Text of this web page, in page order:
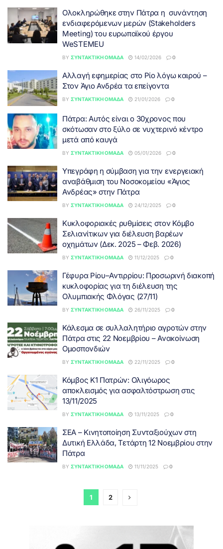
Ολοκληρώθηκε στην Πάτρα η συνάντηση
ενδιαφερόμενων μερών (Stakeholders
Meeting) του ευρωπαϊκού έργου
WeSTEMEU
BY ΣΥΝΤΑΚΤΙΚΉ ΟΜΆΔΑ 14/02/2026 0
Αλλαγή εφημερίας στο Ρίο λόγω καιρού –
Στον Άγιο Ανδρέα τα επείγοντα
BY ΣΥΝΤΑΚΤΙΚΉ ΟΜΆΔΑ 21/01/2026 0
Πάτρα: Αυτός είναι ο 30χρονος που
σκότωσαν στο ξύλο σε νυχτερινό κέντρο
μετά από καυγά
BY ΣΥΝΤΑΚΤΙΚΉ ΟΜΆΔΑ 05/01/2026 0
Υπεγράφη η σύμβαση για την ενεργειακή
αναβάθμιση του Νοσοκομείου «Άγιος
Ανδρέας» στην Πάτρα
BY ΣΥΝΤΑΚΤΙΚΉ ΟΜΆΔΑ 24/12/2025 0
Κυκλοφοριακές ρυθμίσεις στον Κόμβο
Σελιανίτικων για διέλευση βαρέων
οχημάτων (Δεκ. 2025 – Φεβ. 2026)
BY ΣΥΝΤΑΚΤΙΚΉ ΟΜΆΔΑ 11/12/2025 0
Γέφυρα Ρίου–Αντιρρίου: Προσωρινή διακοπή
κυκλοφορίας για τη διέλευση της
Ολυμπιακής Φλόγας (27/11)
BY ΣΥΝΤΑΚΤΙΚΉ ΟΜΆΔΑ 26/11/2025 0
Κάλεσμα σε συλλαλητήριο αγροτών στην
Πάτρα στις 22 Νοεμβρίου – Ανακοίνωση
Ομοσπονδιών
BY ΣΥΝΤΑΚΤΙΚΉ ΟΜΆΔΑ 22/11/2025 0
Κόμβος Κ1 Πατρών: Ολιγόωρος
αποκλεισμός για ασφαλτόστρωση στις
13/11/2025
BY ΣΥΝΤΑΚΤΙΚΉ ΟΜΆΔΑ 13/11/2025 0
ΣΕΑ – Κινητοποίηση Συνταξιούχων στη
Δυτική Ελλάδα, Τετάρτη 12 Νοεμβρίου στην
Πάτρα
BY ΣΥΝΤΑΚΤΙΚΉ ΟΜΆΔΑ 11/11/2025 0
1 2